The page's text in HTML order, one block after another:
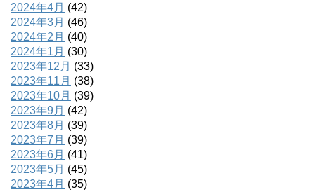
2024年4月 (42)
2024年3月 (46)
2024年2月 (40)
2024年1月 (30)
2023年12月 (33)
2023年11月 (38)
2023年10月 (39)
2023年9月 (42)
2023年8月 (39)
2023年7月 (39)
2023年6月 (41)
2023年5月 (45)
2023年4月 (35)